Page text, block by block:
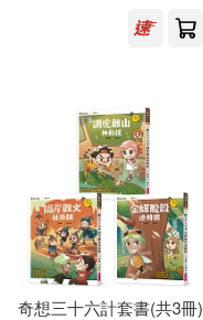
奇想三十六計套書(共3冊)